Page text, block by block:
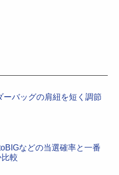
ーバッグの肩紐を短く調節
などの当選確率と一番
較